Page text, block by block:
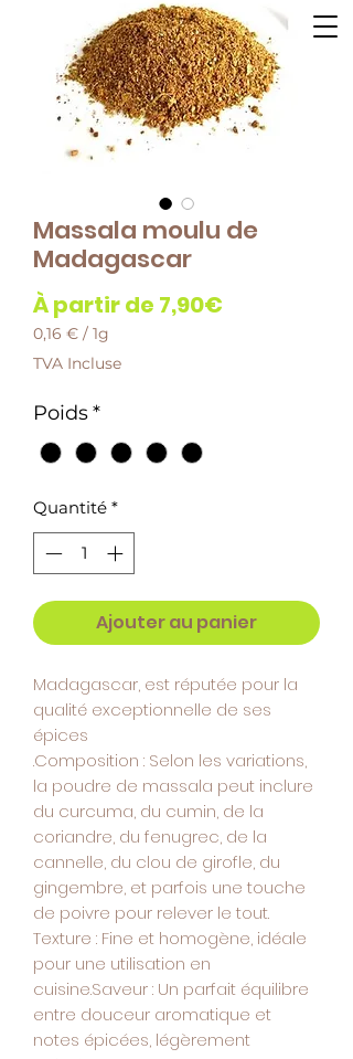
Massala moulu de
Madagascar
À partir de 7,90€
0,16 € / 1g
0,16 €
pour
Gramme
TVA Incluse
Poids*
Quantité *
Ajouter au panier
Madagascar, est réputée pour la
qualité exceptionnelle de ses
épices
.Composition : Selon les variations,
la poudre de massala peut inclure
du curcuma, du cumin, de la
coriandre, du fenugrec, de la
cannelle, du clou de girofle, du
gingembre, et parfois une touche
de poivre pour relever le tout.
Texture : Fine et homogène, idéale
pour une utilisation en
cuisine.Saveur : Un parfait équilibre
entre douceur aromatique et
notes épicées, légèrement